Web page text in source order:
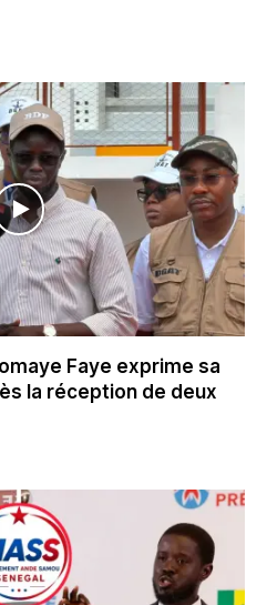
Faye exprime sa
la réception de deux